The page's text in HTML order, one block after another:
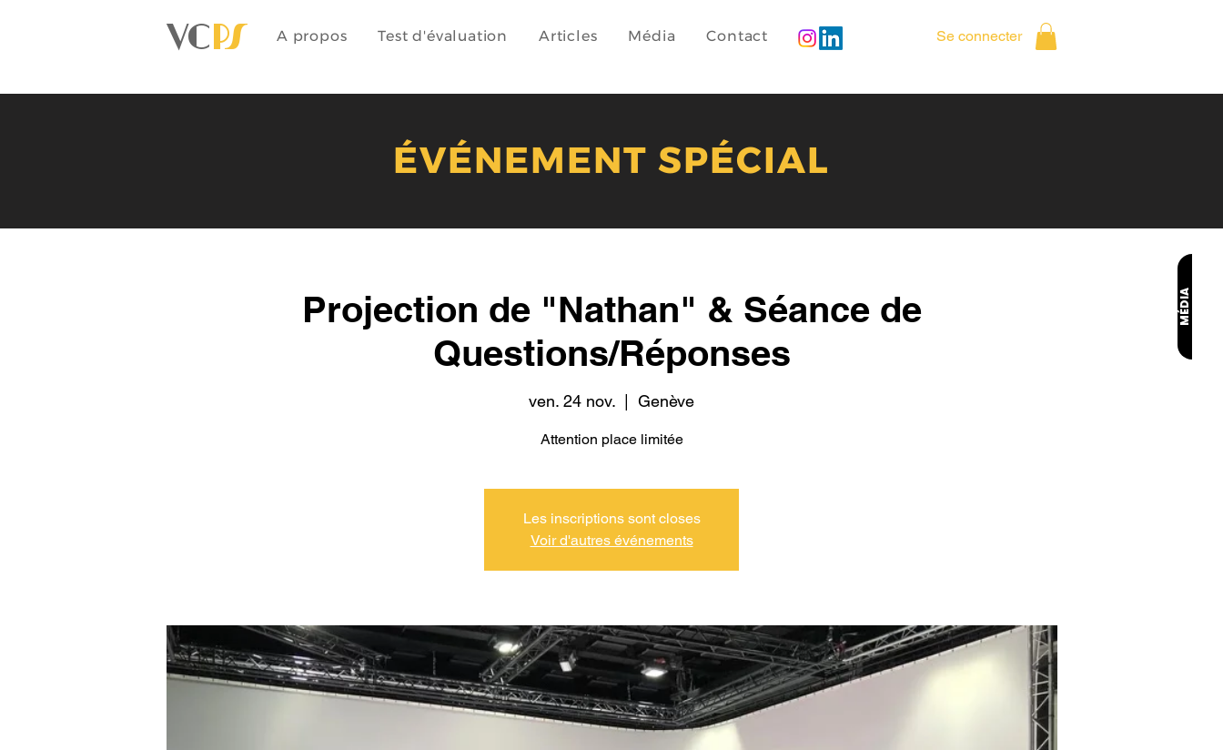
VCPS A propos Test d'évaluation Articles Média Contact Se connecter
ÉVÉNEMENT SPÉCIAL
Projection de "Nathan" & Séance de
Questions/Réponses
ven. 24 nov. Genève
Attention place limitée
Les inscriptions sont closes
Voir d'autres événements
MÉDIA